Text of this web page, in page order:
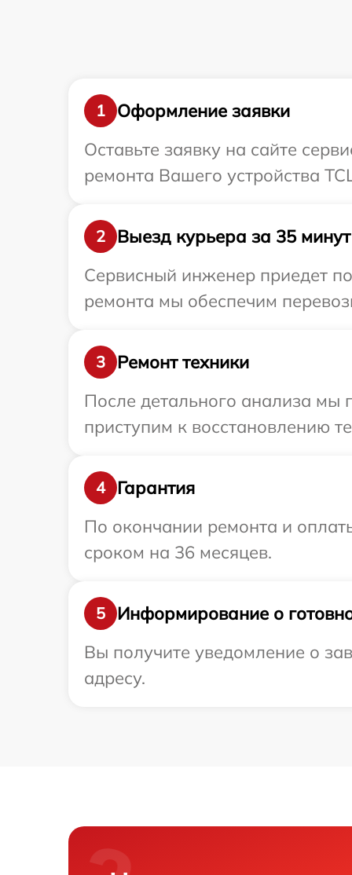
1
Оформление заявки
Оставьте заявку на сайте
ремонта Вашего устройства
2
Выезд курьера за 35 минут
Сервисный инженер приедет
ремонта мы обеспечим
3
Ремонт техники
После детального анализа мы
приступим к восстановлению
4
Гарантия
По окончании ремонта и
сроком на 36 месяцев.
5
Информирование о
Вы получите уведомление о
адресу.